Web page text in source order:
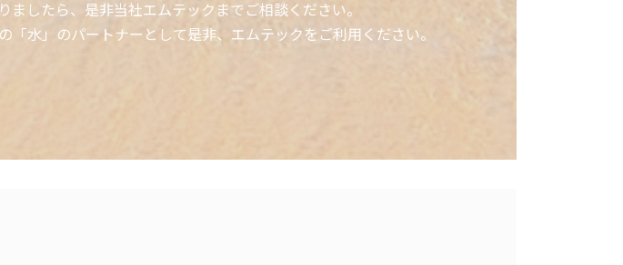
したら、是非当社エムテックまでご相談ください。
水」のパートナーとして是非、エムテックをご利用ください。